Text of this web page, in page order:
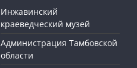
Инжавинский
краеведческий музей
Администрация Тамбовской
области